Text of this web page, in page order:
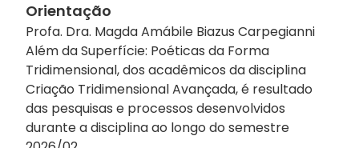
Orientação
Profa. Dra. Magda Amábile Biazus Carpegianni
Além da Superfície: Poéticas da Forma
Tridimensional, dos acadêmicos da disciplina
Criação Tridimensional Avançada, é resultado
das pesquisas e processos desenvolvidos
durante a disciplina ao longo do semestre